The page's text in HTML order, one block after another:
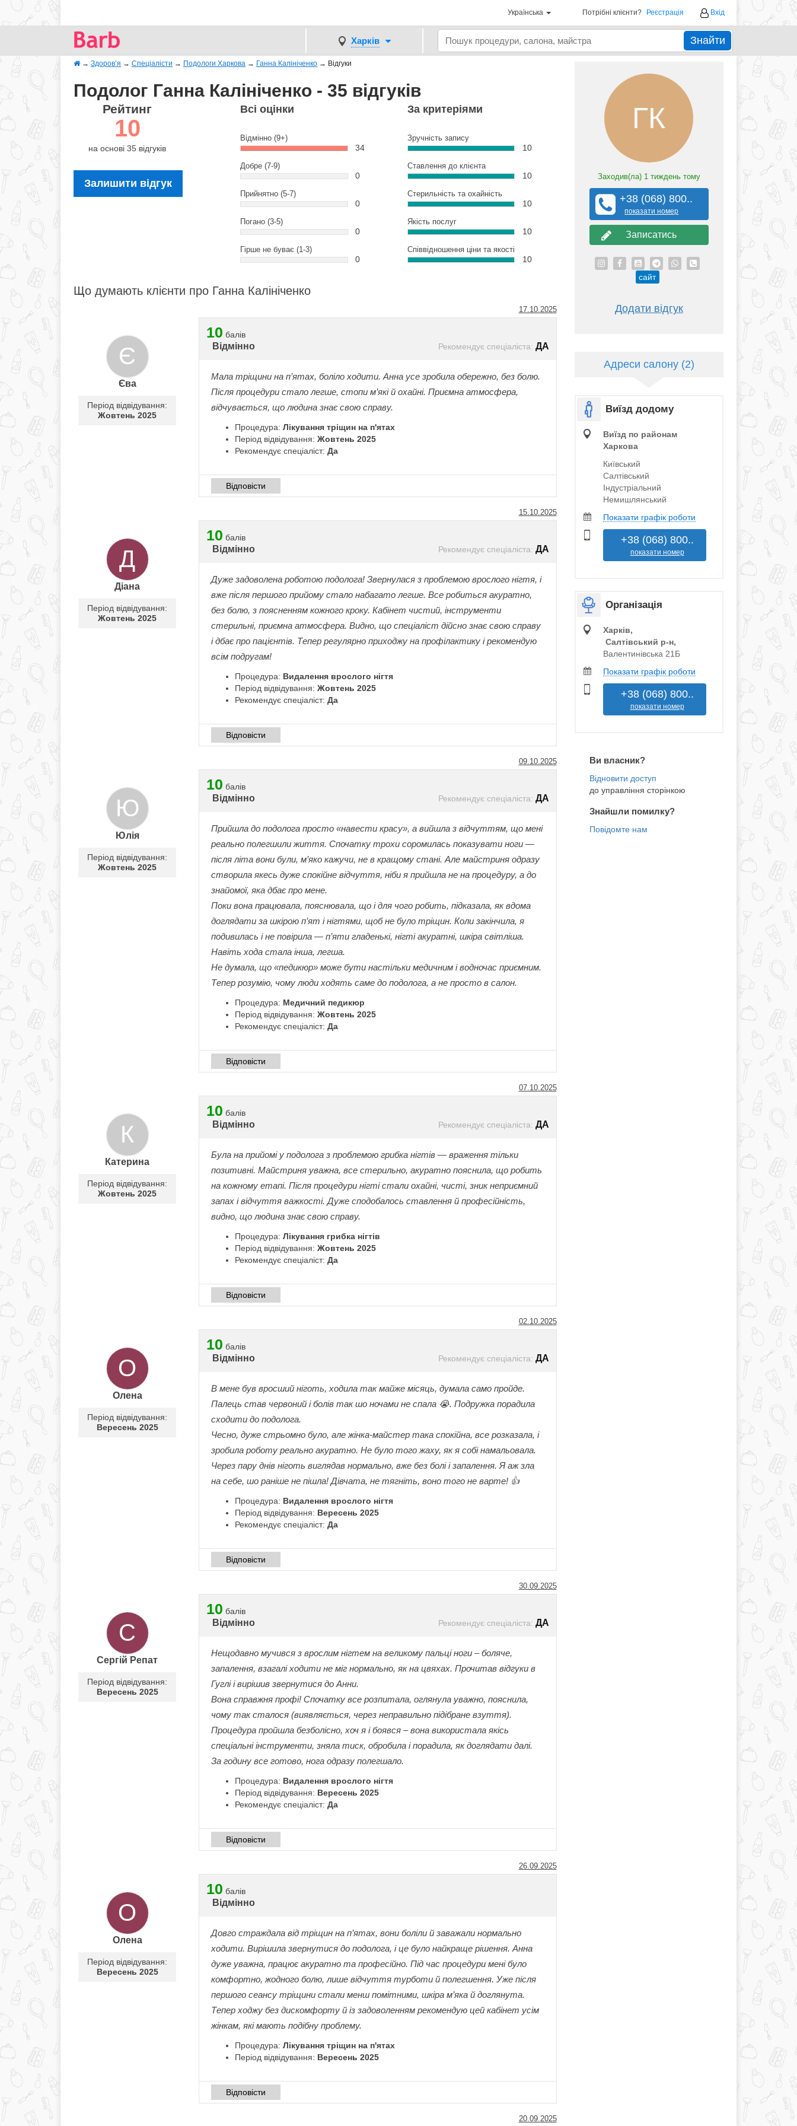
Українська Потрібні клієнти? Реєстрація Вхід
Харків Знайти
→ Здоров’я → Спеціалісти → Подологи Харкова → Ганна Калініченко → Відгуки
Подолог Ганна Калініченко - 35 відгуків
Рейтинг
10
на основі 35 відгуків
Залишити відгук
Всі оцінки
Відмінно (9+)
34
Добре (7-9)
0
Прийнятно (5-7)
0
Погано (3-5)
0
Гірше не буває (1-3)
0
За критеріями
Зручність запису
10
Ставлення до клієнта
10
Стерильність та охайність
10
Якість послуг
10
Співвідношення ціни та якості
10
Що думають клієнти про Ганна Калініченко
17.10.2025
Є
Єва
Період відвідування:
Жовтень 2025
10 балів
Відмінно Рекомендує спеціаліста: ДА
Мала тріщини на п’ятах, боліло ходити. Анна усе зробила обережно, без болю.
Після процедури стало легше, стопи м’які й охайні. Приємна атмосфера,
відчувається, що людина знає свою справу.
Процедура:Лікування тріщин на п'ятах
Період відвідування:Жовтень 2025
Рекомендує спеціаліст:Да
Відповісти
15.10.2025
Д
Діана
Період відвідування:
Жовтень 2025
10 балів
Відмінно Рекомендує спеціаліста: ДА
Дуже задоволена роботою подолога! Звернулася з проблемою врослого нігтя, і
вже після першого прийому стало набагато легше. Все робиться акуратно,
без болю, з поясненням кожного кроку. Кабінет чистий, інструменти
стерильні, приємна атмосфера. Видно, що спеціаліст дійсно знає свою справу
і дбає про пацієнтів. Тепер регулярно приходжу на профілактику і рекомендую
всім подругам!
Процедура: Видалення врослого нігтя
Період відвідування:Жовтень 2025
Рекомендує спеціаліст:Да
Відповісти
09.10.2025
Ю
Юлія
Період відвідування:
Жовтень 2025
10 балів
Відмінно Рекомендує спеціаліста: ДА
Прийшла до подолога просто «навести красу», а вийшла з відчуттям, що мені
реально полегшили життя. Спочатку трохи соромилась показувати ноги —
після літа вони були, м’яко кажучи, не в кращому стані. Але майстриня одразу
створила якесь дуже спокійне відчуття, ніби я прийшла не на процедуру, а до
знайомої, яка дбає про мене.
Поки вона працювала, пояснювала, що і для чого робить, підказала, як вдома
доглядати за шкірою п’ят і нігтями, щоб не було тріщин. Коли закінчила, я
подивилась і не повірила — п’яти гладенькі, нігті акуратні, шкіра світліша.
Навіть хода стала інша, легша.
Не думала, що «педикюр» може бути настільки медичним і водночас приємним.
Тепер розумію, чому люди ходять саме до подолога, а не просто в салон.
Процедура: Медичний педикюр
Період відвідування:Жовтень 2025
Рекомендує спеціаліст:Да
Відповісти
07.10.2025
К
Катерина
Період відвідування:
Жовтень 2025
10 балів
Відмінно Рекомендує спеціаліста: ДА
Була на прийомі у подолога з проблемою грибка нігтів — враження тільки
позитивні. Майстриня уважна, все стерильно, акуратно пояснила, що робить
на кожному етапі. Після процедури нігті стали охайні, чисті, зник неприємний
запах і відчуття важкості. Дуже сподобалось ставлення й професійність,
видно, що людина знає свою справу.
Процедура:Лікування грибка нігтів
Період відвідування:Жовтень 2025
Рекомендує спеціаліст:Да
Відповісти
02.10.2025
О
Олена
Період відвідування:
Вересень 2025
10 балів
Відмінно Рекомендує спеціаліста: ДА
В мене був вросший нiготь, ходила так майже мiсяць, думала само пройде.
Палець став червоний i болiв так шо ночами не спала 😭. Подружка порадила
сходити до подолога.
Чесно, дуже стрьомно було, але жiнка-майстер така спокiйна, все розказала, i
зробила роботу реально акуратно. Не було того жаху, як я собi намальовала.
Через пару днiв нiготь виглядав нормально, вже без болi i запалення. Я аж зла
на себе, шо ранiше не пiшла! Дiвчата, не тягнiть, воно того не варте! 👍
Процедура: Видалення врослого нігтя
Період відвідування: Вересень 2025
Рекомендує спеціаліст:Да
Відповісти
30.09.2025
С
Сергій Репат
Період відвідування:
Вересень 2025
10 балів
Відмінно Рекомендує спеціаліста: ДА
Нещодавно мучився з врослим нігтем на великому пальці ноги – боляче,
запалення, взагалі ходити не міг нормально, як на цвяхах. Прочитав відгуки в
Гуглі і вирішив звернутися до Анни.
Вона справжня профі! Спочатку все розпитала, оглянула уважно, пояснила,
чому так сталося (виявляється, через неправильно підібране взуття).
Процедура пройшла безболісно, хоч я і боявся – вона використала якісь
спеціальні інструменти, зняла тиск, обробила і порадила, як доглядати далі.
За годину все готово, нога одразу полегшало.
Процедура: Видалення врослого нігтя
Період відвідування: Вересень 2025
Рекомендує спеціаліст:Да
Відповісти
26.09.2025
О
Олена
Період відвідування:
Вересень 2025
10 балів
Відмінно
Довго страждала від тріщин на п’ятах, вони боліли й заважали нормально
ходити. Вирішила звернутися до подолога, і це було найкраще рішення. Анна
дуже уважна, працює акуратно та професійно. Під час процедури мені було
комфортно, жодного болю, лише відчуття турботи й полегшення. Уже після
першого сеансу тріщини стали менш помітними, шкіра м’яка й доглянута.
Тепер ходжу без дискомфорту й із задоволенням рекомендую цей кабінет усім
жінкам, які мають подібну проблему.
Процедура:Лікування тріщин на п'ятах
Період відвідування: Вересень 2025
Відповісти
20.09.2025
ГК
Заходив(ла) 1 тиждень тому
+38 (068) 800..
показати номер
Записатись
сайт
Додати відгук
Адреси салону (2)
Виїзд додому
Виїзд по районам
Харкова
Київський
Салтівський
Індустріальний
Немишлянський
Показати графік роботи
+38 (068) 800..
показати номер
Організація
Харків,
Салтівський р‑н,
Валентинівська 21Б
Показати графік роботи
+38 (068) 800..
показати номер
Ви власник?
до управління сторінкою
Знайшли помилку?